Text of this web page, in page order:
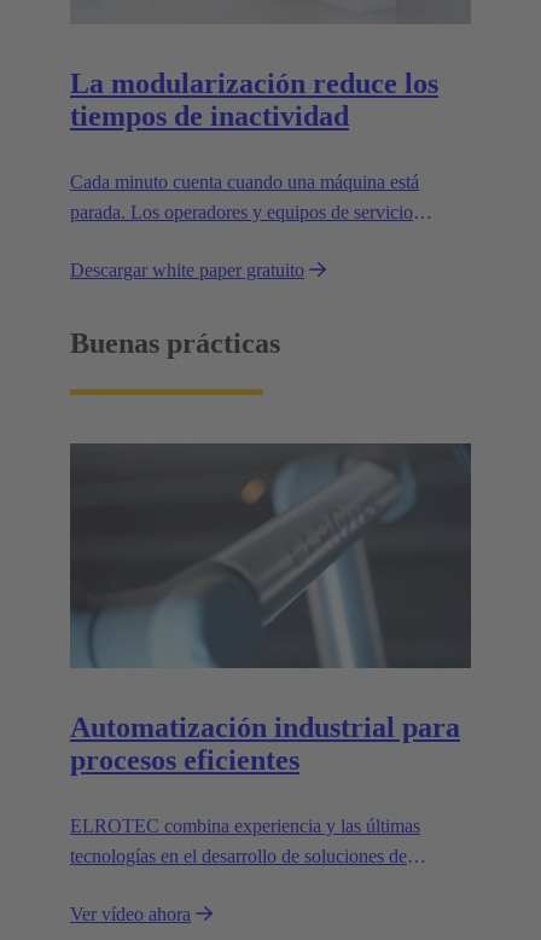
La modularización reduce los
tiempos de inactividad
Cada minuto cuenta cuando una máquina está
parada. Los operadores y equipos de servicio
relación con los plazos cuando ocurre una
conexiones de suministro hasta la instalación deben
ser fáciles de manejar.
Descargar white paper gratuito
Buenas prácticas
Automatización industrial para
procesos eficientes
ELROTEC combina experiencia y las últimas
tecnologías en el desarrollo de soluciones de
Ver vídeo ahora